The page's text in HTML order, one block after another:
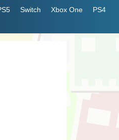
Switch Xbox One
PS4